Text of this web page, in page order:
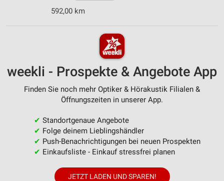
592,00 km
weekli - Prospekte & Angebote App
Finden Sie noch mehr Optiker & Hörakustik Filialen &
Öffnungszeiten in unserer App.
✔ Standortgenaue Angebote
✔ Folge deinem Lieblingshändler
✔ Push-Benachrichtigungen bei neuen Prospekten
✔ Einkaufsliste - Einkauf stressfrei planen
JETZT LADEN UND SPAREN!